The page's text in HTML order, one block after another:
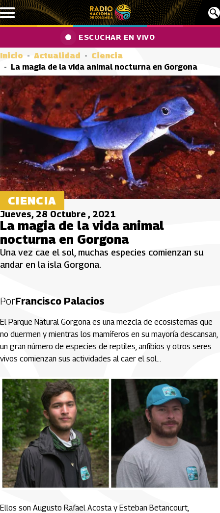
Pasar al contenido principal
ESCUCHAR EN VIVO
Inicio Actualidad
Ciencia
La magia de la vida animal nocturna en Gorgona
CIENCIA
Jueves, 28 Octubre , 2021
La magia de la vida animal
nocturna en Gorgona
Una vez cae el sol, muchas especies comienzan su
andar en la isla Gorgona.
PorFrancisco Palacios
El Parque Natural Gorgona es una mezcla de ecosistemas que
no duermen y mientras los mamíferos en su mayoría descansan,
un gran número de especies de reptiles, anfibios y otros seres
vivos comienzan sus actividades al caer el sol…
Ellos son Augusto Rafael Acosta y Esteban Betancourt,